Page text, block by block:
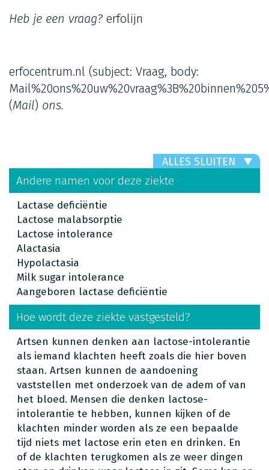
Heb je een vraag? erfolijn
erfocentrum.nl (subject: Vraag, body:
(Mail) ons.
ALLES SLUITEN
Andere namen voor deze ziekte
Lactase deficiëntie
Lactose malabsorptie
Lactose intolerance
Alactasia
Hypolactasia
Milk sugar intolerance
Aangeboren lactase deficiëntie
Hoe wordt deze ziekte vastgesteld?
Artsen kunnen denken aan lactose-intolerantie
als iemand klachten heeft zoals die hier boven
staan. Artsen kunnen de aandoening
vaststellen met onderzoek van de adem of van
het bloed. Mensen die denken lactose-
intolerantie te hebben, kunnen kijken of de
klachten minder worden als ze een bepaalde
tijd niets met lactose erin eten en drinken. En
of de klachten terugkomen als ze weer dingen